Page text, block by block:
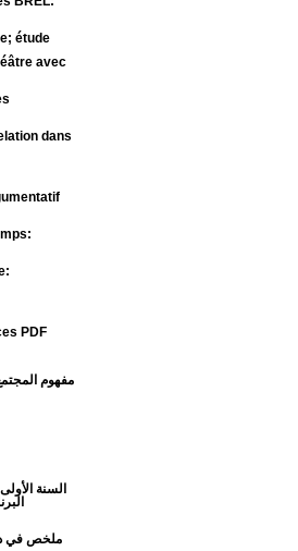
étude
avec
dans
PDF
مفهوم
السنة